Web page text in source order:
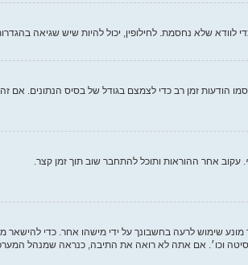
זמן רב כדי לצמצם בגודל של בסיס הנתונים. אם זה
. עקוב אחר ההוראות ותוכל להתחבר שוב תוך זמן קצר.
שימוש לרעה בחשבונך על ידי מישהו אחר. כדי
וכו׳. אם אתה לא רואה את התיבה, כנראה שמנהל